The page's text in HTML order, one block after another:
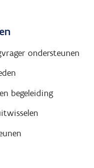
ondersteunen
begeleiding